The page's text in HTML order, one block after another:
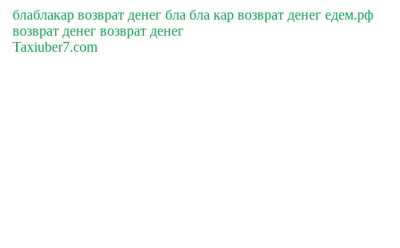
блаблакар возврат денег бла бла кар возврат денег едем.рф
возврат денег возврат денег
Taxiuber7.com